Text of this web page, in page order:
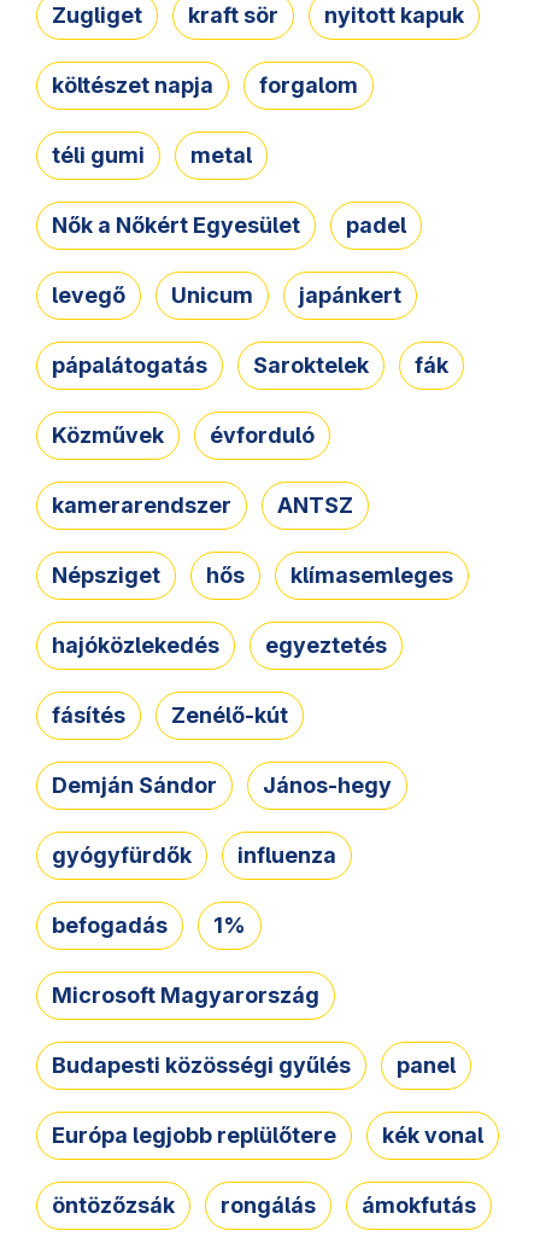
Zugliget kraft sör nyitott kapuk
költészet napja forgalom
téli gumi metal
Nők a Nőkért Egyesület padel
levegő Unicum japánkert
pápalátogatás Saroktelek fák
Közművek évforduló
kamerarendszer ANTSZ
Népsziget hős klímasemleges
hajóközlekedés egyeztetés
fásítés Zenélő-kút
Demján Sándor János-hegy
gyógyfürdők influenza
befogadás 1%
Microsoft Magyarország
Budapesti közösségi gyűlés panel
Európa legjobb replülőtere kék vonal
öntözőzsák rongálás ámokfutás